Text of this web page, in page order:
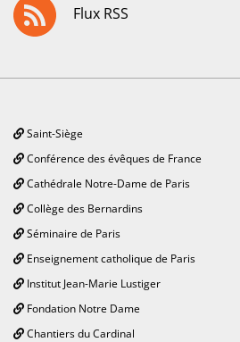
Flux RSS
Saint-Siège
Conférence des évêques de France
Cathédrale Notre-Dame de Paris
Collège des Bernardins
Séminaire de Paris
Enseignement catholique de Paris
Institut Jean-Marie Lustiger
Fondation Notre Dame
Chantiers du Cardinal